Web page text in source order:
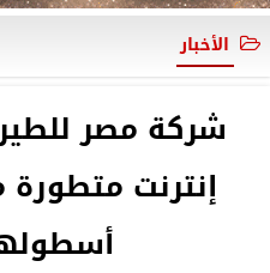
الأخبار
شركة مصر
إنترنت